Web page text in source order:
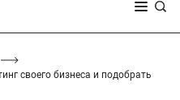
своего бизнеса и подобрать